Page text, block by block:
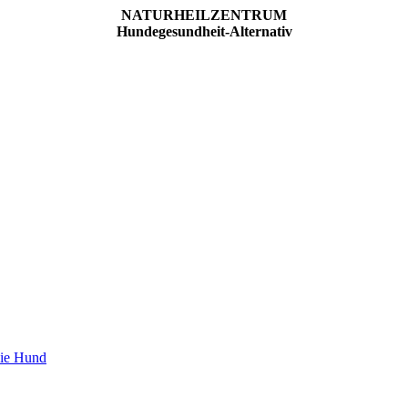
NATURHEILZENTRUM
Hundegesundheit-Alternativ
Hund